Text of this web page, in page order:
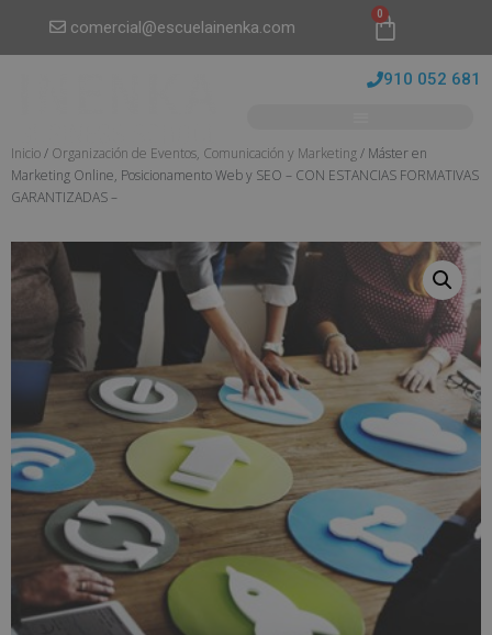
comercial@escuelainenka.com
0
910 052 681
Inicio/ Organización de Eventos, Comunicación y Marketing/ Máster en
Marketing Online, Posicionamento Web y SEO – CON ESTANCIAS FORMATIVAS
GARANTIZADAS –